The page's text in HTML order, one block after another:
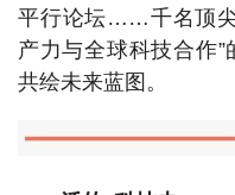
平行论坛……千名顶尖
产力与全球科技合作”
共绘未来蓝图。